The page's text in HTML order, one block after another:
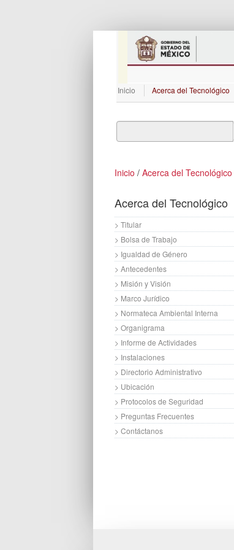
Inicio Acerca del Tecnológico
Inicio / Acerca del Tecnológico
Acerca del Tecnológico
> Titular
> Bolsa de Trabajo
> Igualdad de Género
> Antecedentes
> Misión y Visión
> Marco Jurídico
> Normateca Ambiental Interna
> Organigrama
> Informe de Actividades
> Instalaciones
> Directorio Administrativo
> Ubicación
> Protocolos de Seguridad
> Preguntas Frecuentes
> Contáctanos